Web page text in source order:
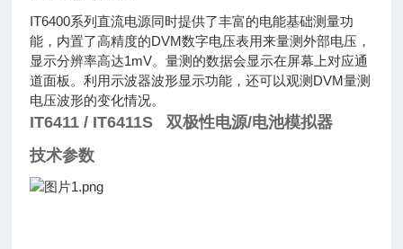
IT6400系列直流电源同时提供了丰富的电能基础测量功
能，内置了高精度的DVM数字电压表用来量测外部电压，
显示分辨率高达1mV。量测的数据会显示在屏幕上对应通
道面板。利用示波器波形显示功能，还可以观测DVM量测
电压波形的变化情况。
IT6411 / IT6411S 双极性电源/电池模拟器
技术参数